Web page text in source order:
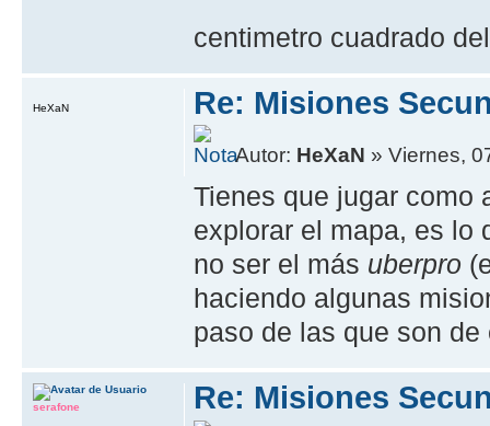
centimetro cuadrado
Re: Misiones
Autor: HeXaN » Viernes,
Tienes que jugar como
explorar el mapa, es lo
no ser el más uberpro
haciendo algunas
paso de las que son
HeXaN
Re: Misiones
serafone